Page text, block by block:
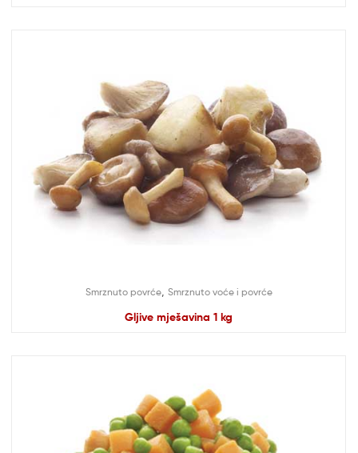
Smrznuto povrće, Smrznuto voće i povrće
Gljive mješavina 1 kg